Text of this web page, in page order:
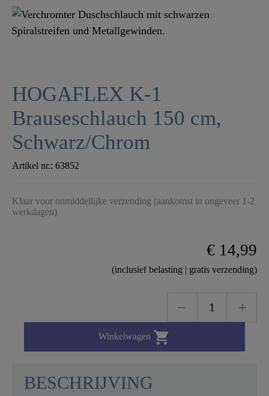
HOGAFLEX K-1
Brauseschlauch 150 cm,
Schwarz/Chrom
Artikel nr.: 63852
Klaar voor onmiddellijke verzending (aankomst in ongeveer 1-2
werkdagen)
€ 14,99
(inclusief belasting | gratis verzending)
Winkelwagen 
BESCHRIJVING